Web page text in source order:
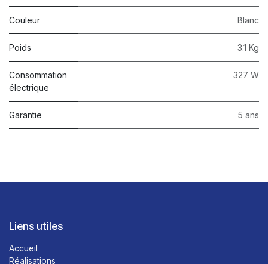
Couleur Blanc
Poids 3.1 Kg
Consommation
électrique
327 W
Garantie 5 ans
Liens utiles
Accueil
Réalisations